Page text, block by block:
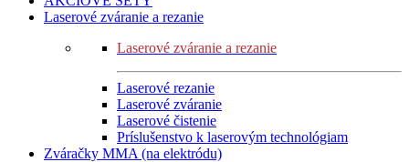
Laserové zváranie a rezanie
Laserové zváranie a rezanie
Laserové rezanie
Laserové zváranie
Laserové čistenie
Príslušenstvo k laserovým technológiam
Zváračky MMA (na elektródu)